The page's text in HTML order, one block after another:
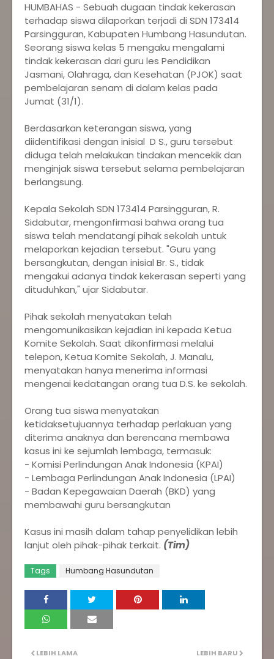
HUMBAHAS - Sebuah dugaan tindak kekerasan
terhadap siswa dilaporkan terjadi di SDN 173414
Parsingguran, Kabupaten Humbang Hasundutan.
Seorang siswa kelas 5 mengaku mengalami
tindak kekerasan dari guru les Pendidikan
Jasmani, Olahraga, dan Kesehatan (PJOK) saat
pembelajaran senam di dalam kelas pada
Jumat (31/1).
Berdasarkan keterangan siswa, yang
diidentifikasi dengan inisial D S., guru tersebut
diduga telah melakukan tindakan mencekik dan
menginjak siswa tersebut selama pembelajaran
berlangsung.
Kepala Sekolah SDN 173414 Parsingguran, R.
Sidabutar, mengonfirmasi bahwa orang tua
siswa telah mendatangi pihak sekolah untuk
melaporkan kejadian tersebut. "Guru yang
bersangkutan, dengan inisial Br. S., tidak
mengakui adanya tindak kekerasan seperti yang
dituduhkan," ujar Sidabutar.
Pihak sekolah menyatakan telah
mengomunikasikan kejadian ini kepada Ketua
Komite Sekolah. Saat dikonfirmasi melalui
telepon, Ketua Komite Sekolah, J. Manalu,
menyatakan hanya menerima informasi
mengenai kedatangan orang tua D.S. ke sekolah.
Orang tua siswa menyatakan
ketidaksetujuannya terhadap perlakuan yang
diterima anaknya dan berencana membawa
kasus ini ke sejumlah lembaga, termasuk:
- Komisi Perlindungan Anak Indonesia (KPAI)
- Lembaga Perlindungan Anak Indonesia (LPAI)
- Badan Kepegawaian Daerah (BKD) yang
membawahi guru bersangkutan
Kasus ini masih dalam tahap penyelidikan lebih
lanjut oleh pihak-pihak terkait. (Tim)
Tags Humbang Hasundutan
LEBIH BARU
LEBIH LAMA